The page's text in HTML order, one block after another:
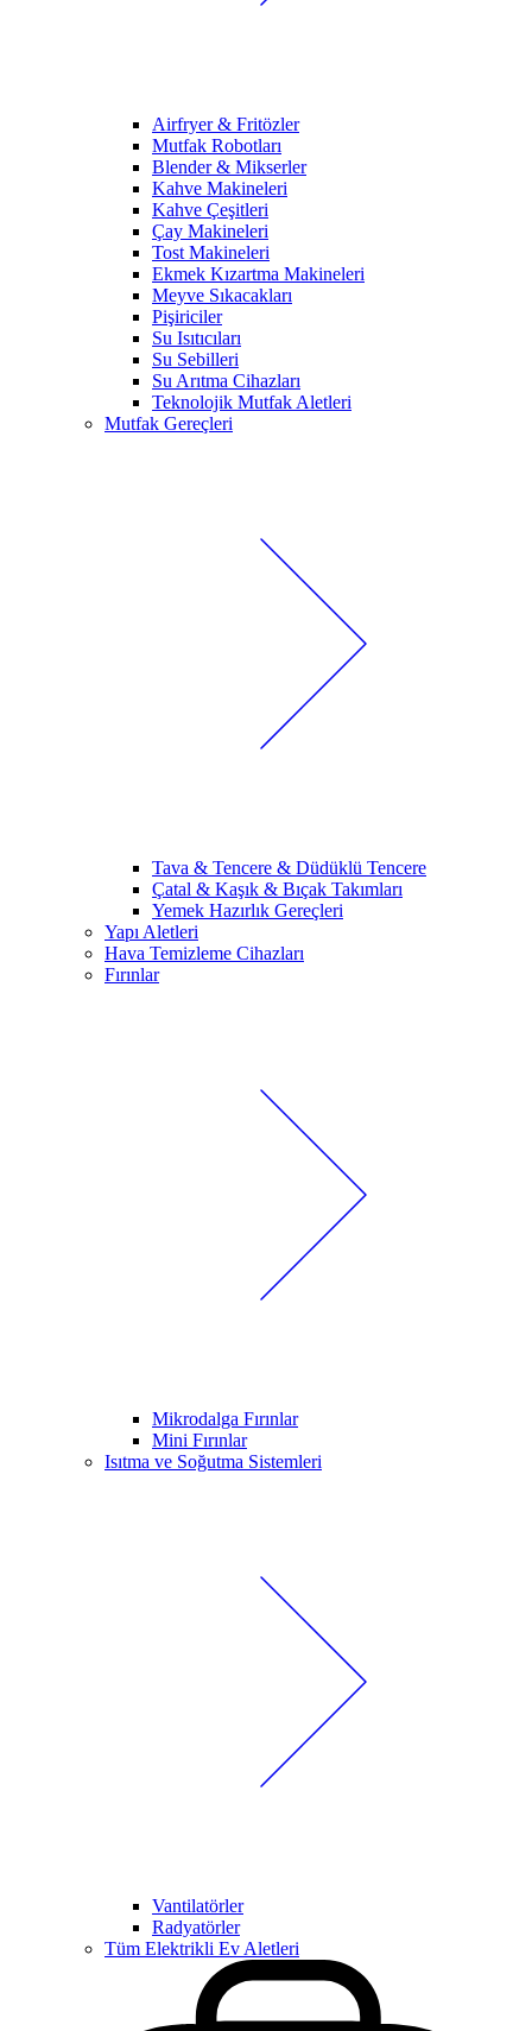
Airfryer & Fritözler
Mutfak Robotları
Blender & Mikserler
Kahve Makineleri
Kahve Çeşitleri
Çay Makineleri
Tost Makineleri
Ekmek Kızartma Makineleri
Meyve Sıkacakları
Pişiriciler
Su Isıtıcıları
Su Sebilleri
Su Arıtma Cihazları
Teknolojik Mutfak Aletleri
Mutfak Gereçleri
Tava & Tencere & Düdüklü Tencere
Çatal & Kaşık & Bıçak Takımları
Yemek Hazırlık Gereçleri
Yapı Aletleri
Hava Temizleme Cihazları
Fırınlar
Mikrodalga Fırınlar
Mini Fırınlar
Isıtma ve Soğutma Sistemleri
Vantilatörler
Radyatörler
Tüm Elektrikli Ev Aletleri